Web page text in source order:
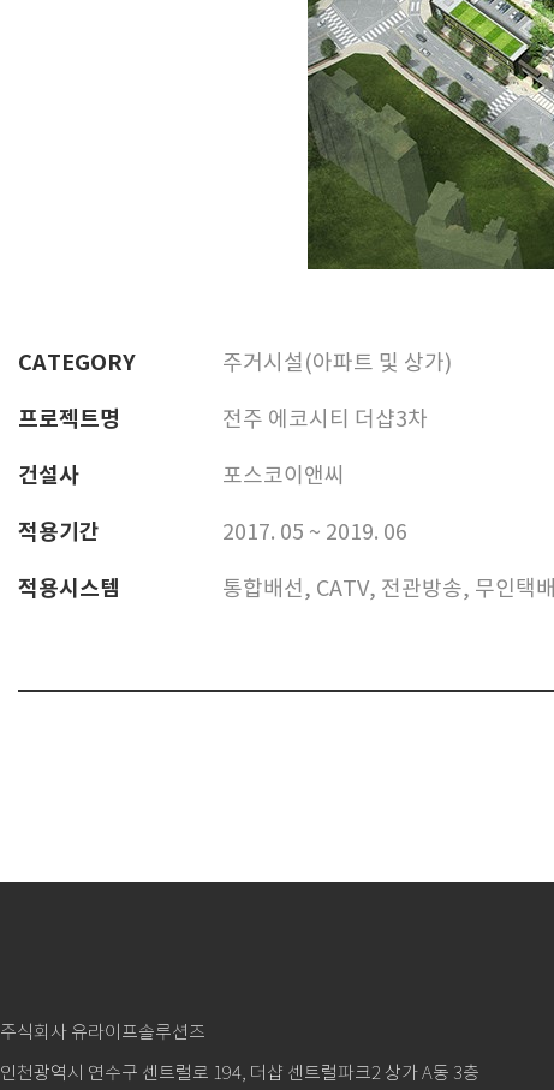
CATEGORY 주거시설(아파트 및 상가)
프로젝트명 전주 에코시티 더샵3차
건설사 포스코이앤씨
적용기간 2017. 05 ~ 2019. 06
적용시스템 통합배선, CATV, 전관방송, 무인택배
주식회사 유라이프솔루션즈
인천광역시 연수구 센트럴로 194, 더샵 센트럴파크2 상가 A동 3층